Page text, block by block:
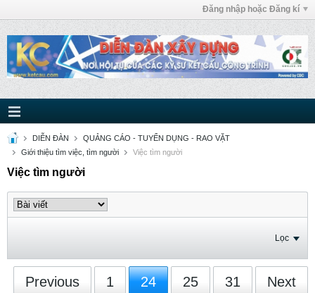
Đăng nhập hoặc Đăng kí
DIỄN ĐÀN
QUẢNG CÁO - TUYỂN DỤNG - RAO VẶT
Giới thiệu tìm việc, tìm người
Việc tìm người
Việc tìm người
Lọc
Previous 1 24 25 31 Next